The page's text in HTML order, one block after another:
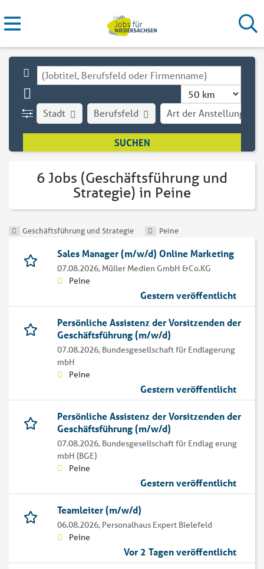
Stadt Art der Anstellung
Berufsfeld
6 Jobs (Geschäftsführung und
Strategie) in Peine
Geschäftsführung und Strategie Peine
Sales Manager (m/w/d) Online Marketing
07.08.2026, Müller Medien GmbH &Co.KG
Peine
Gestern veröffentlicht
Persönliche Assistenz der Vorsitzenden der
Geschäftsführung (m/w/d)
07.08.2026, Bundesgesellschaft für Endlagerung
mbH
Peine
Gestern veröffentlicht
Persönliche Assistenz der Vorsitzenden der
Geschäftsführung (m/w/d)
07.08.2026, Bundesgesellschaft für Endlag erung
mbH (BGE)
Peine
Gestern veröffentlicht
Teamleiter (m/w/d)
06.08.2026, Personalhaus Expert Bielefeld
Peine
Vor 2 Tagen veröffentlicht